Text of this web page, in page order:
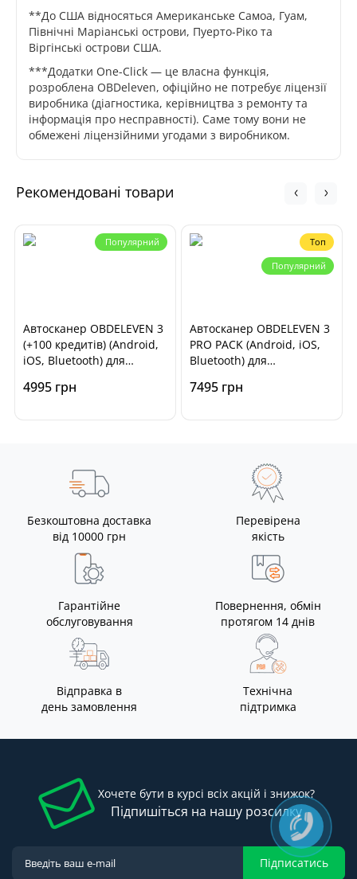
**До США відносяться Американське Самоа, Гуам,
Північні Маріанські острови, Пуерто-Ріко та
Віргінські острови США.
***Додатки One-Click — це власна функція,
розроблена OBDeleven, офіційно не потребує ліцензії
виробника (діагностика, керівництва з ремонту та
інформація про несправності). Саме тому вони не
обмежені ліцензійними угодами з виробником.
Рекомендовані товари
Популярний
Автосканер OBDELEVEN 3
(+100 кредитів) (Android,
iOS, Bluetooth) для
4995 грн
Топ
Популярний
Автосканер OBDELEVEN 3
PRO PACK (Android, iOS,
Bluetooth) для
7495 грн
Безкоштовна доставка
від 10000 грн
Перевірена
якість
Гарантійне
обслуговування
Повернення, обмін
протягом 14 днів
Відправка в
день замовлення
Технічна
підтримка
Хочете бути в курсі всіх акцій і знижок?
Підпишіться на нашу розсилку
Підписатись